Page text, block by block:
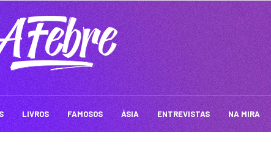
LIVROS FAMOSOS ÁSIA ENTREVISTAS NA MIRA